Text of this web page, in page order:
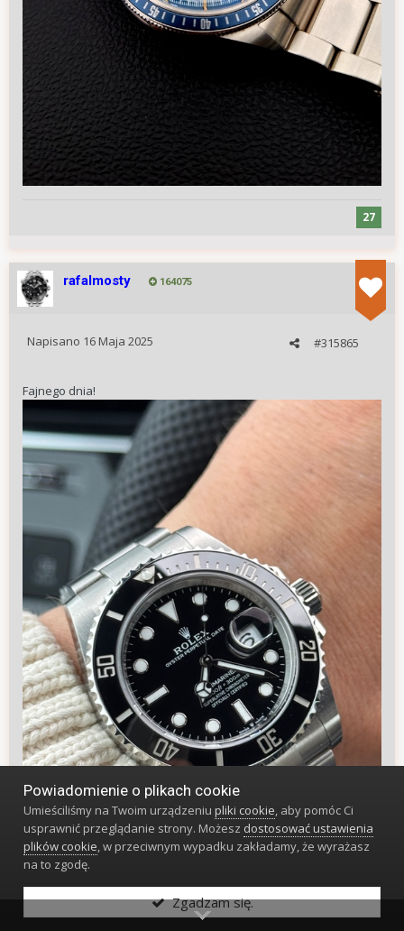
27
rafalmosty 164075
#315865
Napisano 16 Maja 2025
Fajnego dnia!
Powiadomienie o plikach cookie
Umieściliśmy na Twoim urządzeniupliki cookie, aby pomóc Ci
usprawnić przeglądanie strony. Możesz dostosować ustawienia
plików cookie, w przeciwnym wypadku zakładamy, że wyrażasz
na to zgodę.
Zgadzam się.